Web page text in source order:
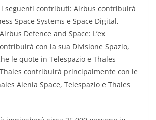
seguenti contributi: Airbus contribuirà
Space Systems e Space Digital,
Defence and Space: L’ex
con la sua Divisione Spazio,
le quote in Telespazio e Thales
contribuirà principalmente con le
Alenia Space, Telespazio e Thales